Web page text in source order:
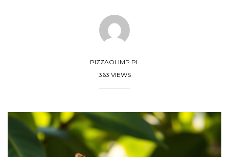
PIZZAOLIMP.PL
363 VIEWS